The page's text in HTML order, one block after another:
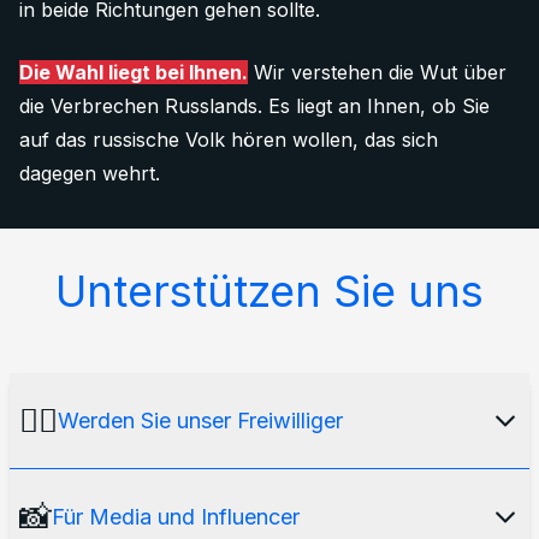
in beide Richtungen gehen sollte.
Die Wahl liegt bei Ihnen. Wir verstehen die Wut über
die Verbrechen Russlands. Es liegt an Ihnen, ob Sie
auf das russische Volk hören wollen, das sich
dagegen wehrt.
Unterstützen Sie uns
🙋‍♂️Werden Sie unser Freiwilliger
Unsere Medienplattform würde ohne unser
📸Für Media und Influencer